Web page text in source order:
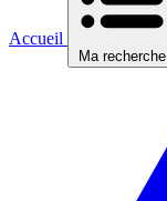
Accueil
Ma recherche